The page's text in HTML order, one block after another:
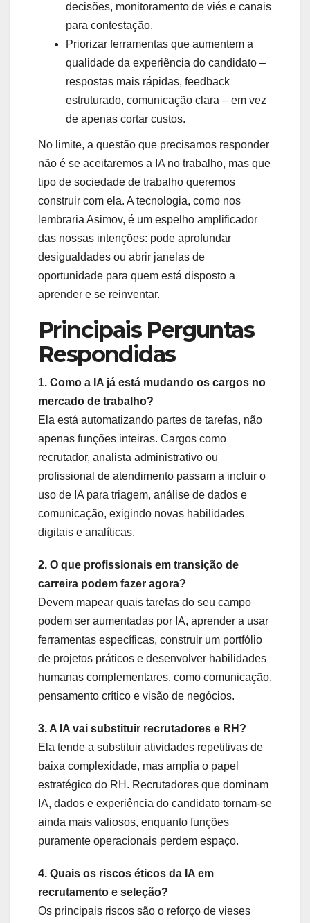
decisões, monitoramento de viés e canais
para contestação.
Priorizar ferramentas que aumentem a
qualidade da experiência do candidato –
respostas mais rápidas, feedback
estruturado, comunicação clara – em vez
de apenas cortar custos.
No limite, a questão que precisamos responder
não é se aceitaremos a IA no trabalho, mas que
tipo de sociedade de trabalho queremos
construir com ela. A tecnologia, como nos
lembraria Asimov, é um espelho amplificador
das nossas intenções: pode aprofundar
desigualdades ou abrir janelas de
oportunidade para quem está disposto a
aprender e se reinventar.
Principais Perguntas
Respondidas
1. Como a IA já está mudando os cargos no
mercado de trabalho?
Ela está automatizando partes de tarefas, não
apenas funções inteiras. Cargos como
recrutador, analista administrativo ou
profissional de atendimento passam a incluir o
uso de IA para triagem, análise de dados e
comunicação, exigindo novas habilidades
digitais e analíticas.
2. O que profissionais em transição de
carreira podem fazer agora?
Devem mapear quais tarefas do seu campo
podem ser aumentadas por IA, aprender a usar
ferramentas específicas, construir um portfólio
de projetos práticos e desenvolver habilidades
humanas complementares, como comunicação,
pensamento crítico e visão de negócios.
3. A IA vai substituir recrutadores e RH?
Ela tende a substituir atividades repetitivas de
baixa complexidade, mas amplia o papel
estratégico do RH. Recrutadores que dominam
IA, dados e experiência do candidato tornam-se
ainda mais valiosos, enquanto funções
puramente operacionais perdem espaço.
4. Quais os riscos éticos da IA em
recrutamento e seleção?
Os principais riscos são o reforço de vieses